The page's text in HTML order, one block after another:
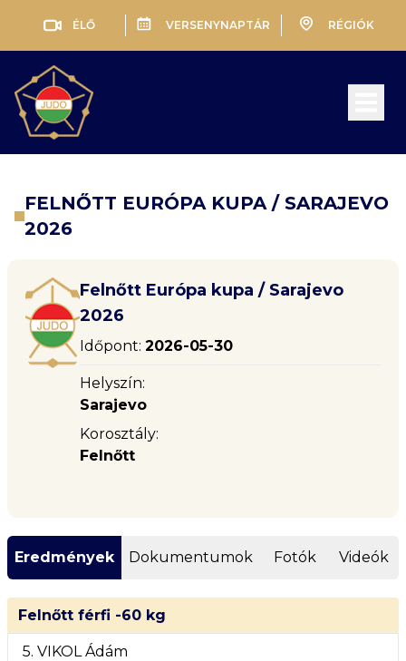
ÉLŐ VERSENYNAPTÁR RÉGIÓK
FELNŐTT EURÓPA KUPA / SARAJEVO
2026
Felnőtt Európa kupa / Sarajevo
2026
Időpont: 2026-05-30
Helyszín:
Sarajevo
Korosztály:
Felnőtt
Eredmények Dokumentumok Fotók Videók
Felnőtt férfi -60 kg
5. VIKOL Ádám